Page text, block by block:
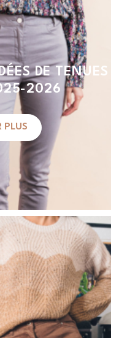
DE TENUES
2026
PLUS